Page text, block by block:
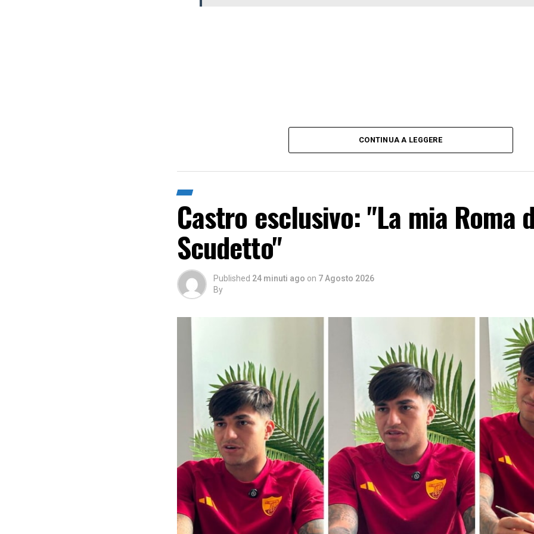
CONTINUA A LEGGERE
Castro esclusivo: "La mia Roma
Scudetto"
Published 24 minuti ago on 7 Agosto 2026
By